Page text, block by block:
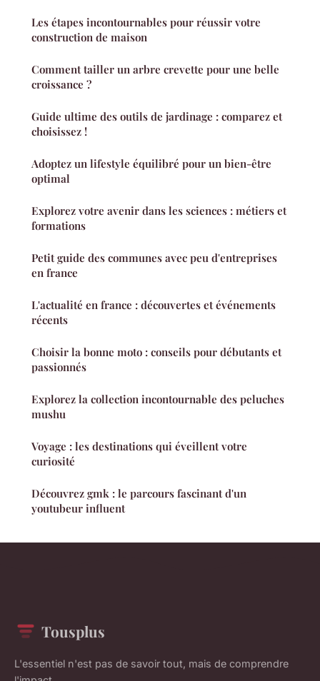
Les étapes incontournables pour réussir votre
construction de maison
Comment tailler un arbre crevette pour une belle
croissance ?
Guide ultime des outils de jardinage : comparez et
choisissez !
Adoptez un lifestyle équilibré pour un bien-être
optimal
Explorez votre avenir dans les sciences : métiers et
formations
Petit guide des communes avec peu d'entreprises
en france
L'actualité en france : découvertes et événements
récents
Choisir la bonne moto : conseils pour débutants et
passionnés
Explorez la collection incontournable des peluches
mushu
Voyage : les destinations qui éveillent votre
curiosité
Découvrez gmk : le parcours fascinant d'un
youtubeur influent
Tousplus
L'essentiel n'est pas de savoir tout, mais de comprendre